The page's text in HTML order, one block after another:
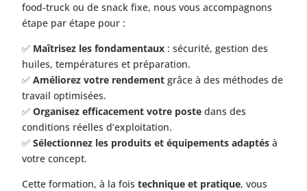
food-truck ou de snack fixe, nous vous accompagnons
étape par étape pour :
✅ Maîtrisez les fondamentaux : sécurité, gestion des
huiles, températures et préparation.
✅Améliorez votre rendement grâce à des méthodes de
travail optimisées.
✅Organisez efficacement votre poste dans des
conditions réelles d’exploitation.
✅Sélectionnez les produits et équipements adaptés à
votre concept.
Cette formation, à la foistechnique et pratique, vous